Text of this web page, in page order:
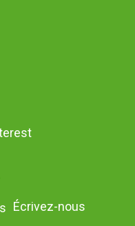
Écrivez-nous